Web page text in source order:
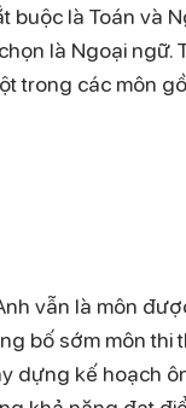
buộc là Toán và
là Ngoại ngữ.
trong các môn
vẫn là môn
bố sớm môn thi
dựng kế hoạch